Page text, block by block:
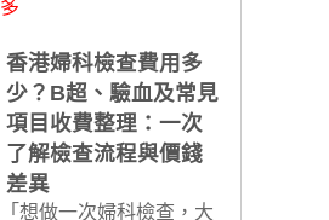
多
香港婦科檢查費用多
少？B超、驗血及常見
項目收費整理：一次
了解檢查流程與價錢
差異
「想做一次婦科檢查，大